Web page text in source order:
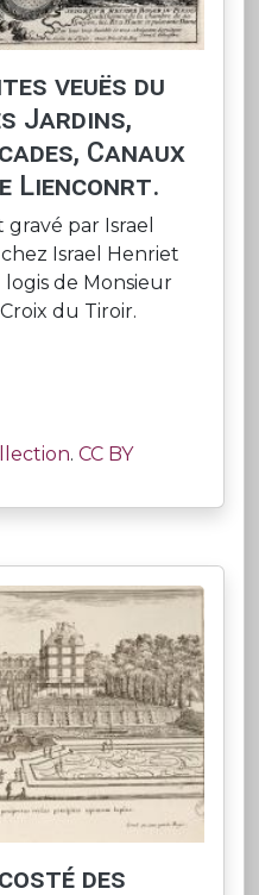
veuës du
Jardins,
Canaux
Lienconrt.
par Israel
chez Israel Henriet
de Monsieur
du Tiroir.
. CC BY
des